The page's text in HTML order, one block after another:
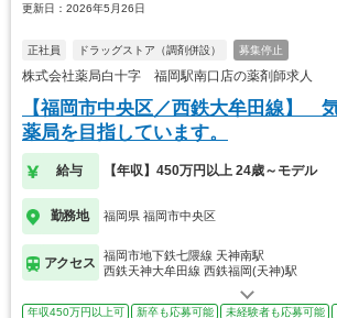
更新日：2026年5月26日
正社員 ドラッグストア（調剤併設） 募集停止
株式会社薬局白十字 福岡駅南口店の薬剤師求人
【福岡市中央区／西鉄大牟田線】
薬局を目指しています。
給与 【年収】450万円以上 24歳～モデル
勤務地 福岡県 福岡市中央区
アクセス
福岡市地下鉄七隈線 天神南駅
西鉄天神大牟田線 西鉄福岡(天神)駅
年収450万円以上可 新卒も応募可能 未経験者も応募可能